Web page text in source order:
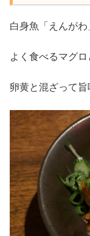
白身魚「えんがわ
よく食べるマグ
卵黄と混ざって旨